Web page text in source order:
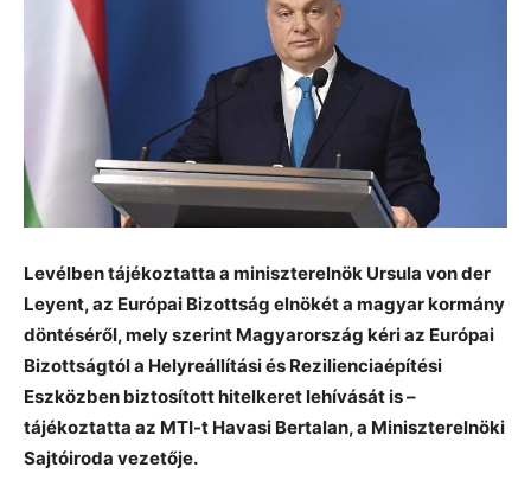
Levélben tájékoztatta a miniszterelnök Ursula von der
Leyent, az Európai Bizottság elnökét a magyar kormány
döntéséről, mely szerint Magyarország kéri az Európai
Bizottságtól a Helyreállítási és Rezilienciaépítési
Eszközben biztosított hitelkeret lehívását is –
tájékoztatta az MTI-t Havasi Bertalan, a Miniszterelnöki
Sajtóiroda vezetője.